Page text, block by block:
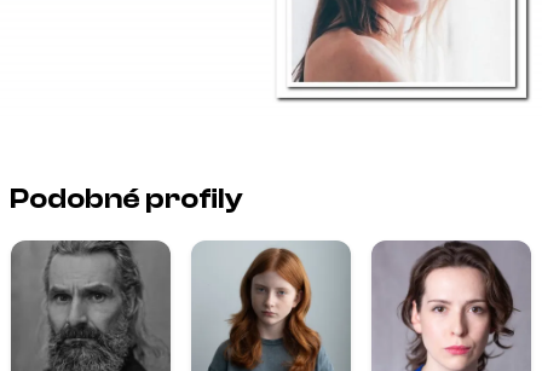
Podobné profily